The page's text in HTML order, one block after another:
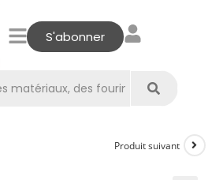
S'abonner
Produit suivant